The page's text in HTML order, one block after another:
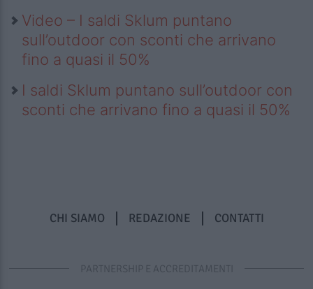
Video – I saldi Sklum puntano
sull’outdoor con sconti che arrivano
fino a quasi il 50%
I saldi Sklum puntano sull’outdoor con
sconti che arrivano fino a quasi il 50%
CHI SIAMO REDAZIONE CONTATTI
PARTNERSHIP E ACCREDITAMENTI